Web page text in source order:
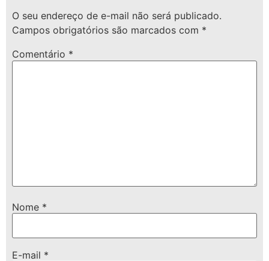
O seu endereço de e-mail não será publicado.
Campos obrigatórios são marcados com *
Comentário *
Nome *
E-mail *